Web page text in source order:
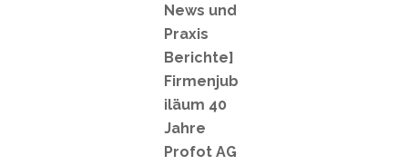
News und
Praxis
Berichte]
Firmenjub
iläum 40
Jahre
Profot AG